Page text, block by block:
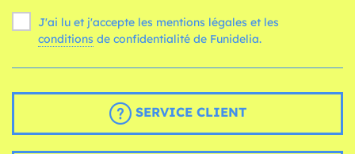
J'ai lu et j'accepte les mentions légales et les
conditions de confidentialité de Funidelia.
SERVICE CLIENT